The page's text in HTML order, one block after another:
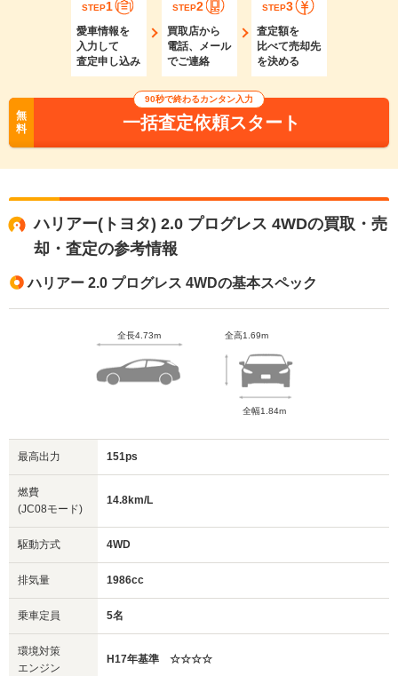
STEP1
愛車情報を
入力して
査定申し込み
STEP2
買取店から
電話、メール
でご連絡
STEP3
査定額を
比べて売却先
を決める
無
料
90秒で終わるカンタン入力
一括査定依頼スタート
ハリアー(トヨタ) 2.0 プログレス 4WDの買取・売
却・査定の参考情報
ハリアー 2.0 プログレス 4WDの基本スペック
全長4.73m 全高1.69m
全幅1.84m
最高出力 151ps
燃費
(JC08モード)
14.8km/L
駆動方式 4WD
排気量 1986cc
乗車定員 5名
環境対策
エンジン
H17年基準 ☆☆☆☆